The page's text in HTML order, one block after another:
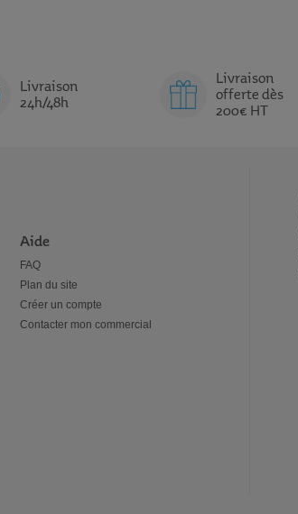
Livraison
24h/48h
Livraison
offerte dès
200€ HT
Aide
FAQ
Plan du site
Créer un compte
Contacter mon commercial